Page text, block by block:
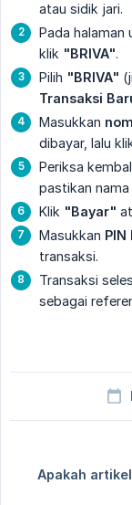
atau sidik jari.
Pada halaman
klik "BRIVA".
Pilih "BRIVA"
Transaksi
Masukkan
dibayar, lalu
Periksa
pastikan nama
Klik "Bayar"
Masukkan PIN
transaksi.
Transaksi
sebagai
Apakah